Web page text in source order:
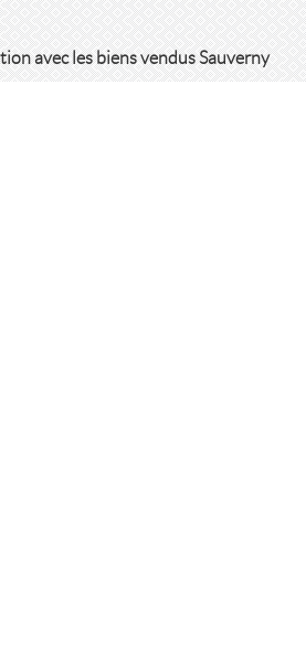
avec les biens vendus Sauverny